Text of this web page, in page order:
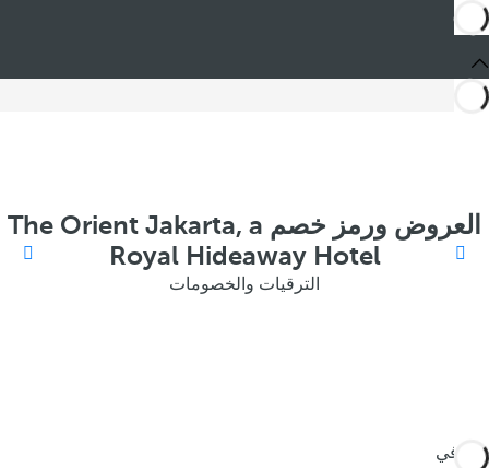
العروض ورمز خصم The Orient Jakarta, a
Royal Hideaway Hotel
الترقيات والخصومات
أنت في